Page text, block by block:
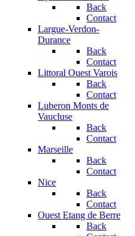
Back
Contact
Largue-Verdon-
Durance
Back
Contact
Littoral Ouest Varois
Back
Contact
Luberon Monts de
Vaucluse
Back
Contact
Marseille
Back
Contact
Nice
Back
Contact
Ouest Etang de Berre
Back